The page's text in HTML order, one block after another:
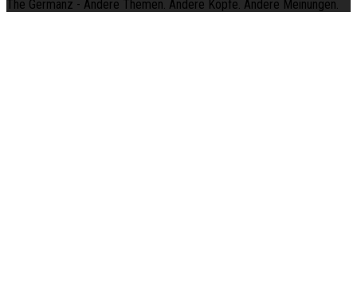
The Germanz - Andere Themen. Andere Köpfe. Andere Meinungen.